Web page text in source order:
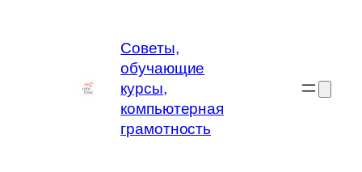
Советы,
обучающие
курсы,
компьютерная
грамотность